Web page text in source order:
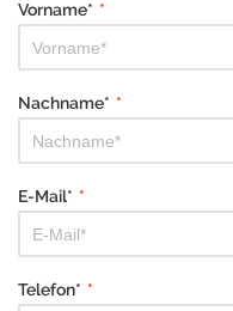
Vorname* *
Nachname* *
E-Mail* *
Telefon* *